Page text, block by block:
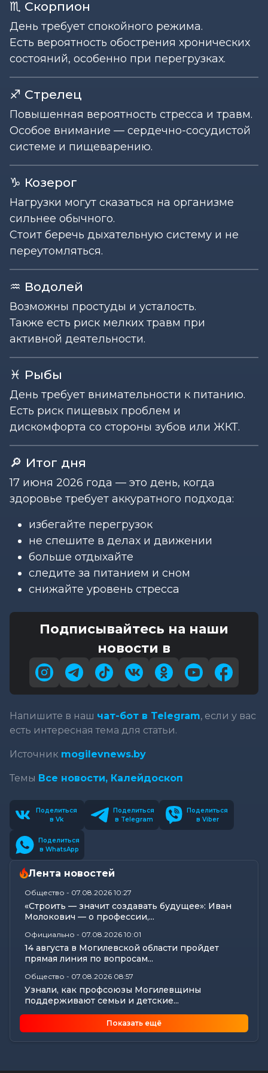
♏ Скорпион
День требует спокойного режима.
Есть вероятность обострения хронических
состояний, особенно при перегрузках.
♐ Стрелец
Повышенная вероятность стресса и травм.
Особое внимание — сердечно-сосудистой
системе и пищеварению.
♑ Козерог
Нагрузки могут сказаться на организме
сильнее обычного.
Стоит беречь дыхательную систему и не
переутомляться.
♒ Водолей
Возможны простуды и усталость.
Также есть риск мелких травм при
активной деятельности.
♓ Рыбы
День требует внимательности к питанию.
Есть риск пищевых проблем и
дискомфорта со стороны зубов или ЖКТ.
🔎 Итог дня
17 июня 2026 года — это день, когда
здоровье требует аккуратного подхода:
избегайте перегрузок
не спешите в делах и движении
больше отдыхайте
следите за питанием и сном
снижайте уровень стресса
Подписывайтесь на наши
новости в
Напишите в наш чат-бот в Telegram, если у вас
есть интересная тема для статьи.
Источник mogilevnews.by
Темы Все новости, Калейдоскоп
Поделиться
в Vk
Поделиться
в Telegram
Поделиться
в Viber
Поделиться
в WhatsApp
Лента новостей
Общество - 07.08.2026 10:27
«Строить — значит создавать будущее»: Иван
Молокович — о профессии,...
Официально - 07.08.2026 10:01
14 августа в Могилевской области пройдет
прямая линия по вопросам...
Общество - 07.08.2026 08:57
Узнали, как профсоюзы Могилевщины
поддерживают семьи и детские...
25 лет на страже здорового питания: у «Диеты»
— юбилей
Показать ещё